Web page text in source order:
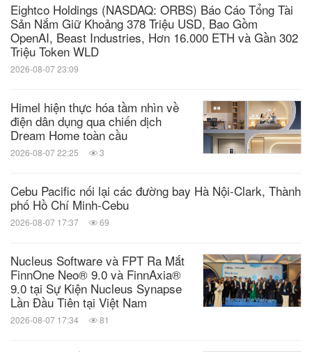
BLACKBERRY và EMBLEM Design là trademarks
hoặc nhãn hiệu đã đăng ký của BlackBerry Limited,
và các quyền độc quyền đối với các thương hiệu đó
là tài sản của chủ sở hữu tương ứng của chúng.
BlackBerry không chịu trách nhiệm cho bất kỳ sản
phẩm hoặc dịch vụ nào của bên thứ ba.
Liên hệ Truyền thông:
BlackBerry Media Relations
mediarelations@BlackBerry.com
Logo -
Eightco Holdings (NASDAQ: ORBS) Báo Cáo Tổng Tài
Sản Nắm Giữ Khoảng 378 Triệu USD, Bao Gồm
OpenAI, Beast Industries, Hơn 16.000 ETH và Gần 302
Triệu Token WLD
2026-08-07 23:09
Himel hiện thực hóa tầm nhìn về
điện dân dụng qua chiến dịch
Dream Home toàn cầu
2026-08-07 22:25 3
Cebu Pacific nối lại các đường bay Hà Nội-Clark, Thành
phố Hồ Chí Minh-Cebu
2026-08-07 17:37 69
Nucleus Software và FPT Ra Mắt
FinnOne Neo® 9.0 và FinnAxia®
9.0 tại Sự Kiện Nucleus Synapse
Lần Đầu Tiên tại Việt Nam
2026-08-07 17:34 81